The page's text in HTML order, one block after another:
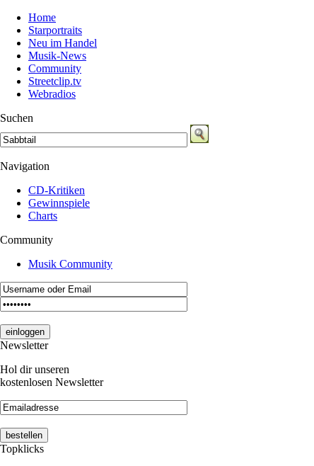
Home
Starportraits
Neu im Handel
Musik-News
Community
Streetclip.tv
Webradios
Suchen
Navigation
CD-Kritiken
Gewinnspiele
Charts
Community
Musik Community
Newsletter
Hol dir unseren
kostenlosen Newsletter
Topklicks